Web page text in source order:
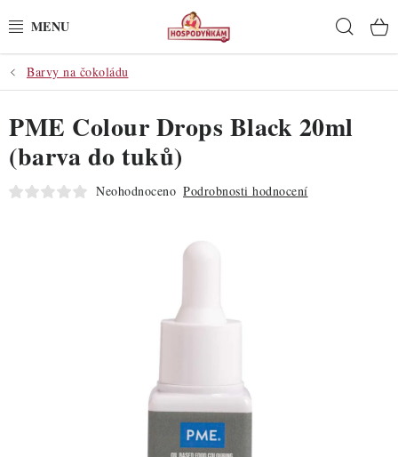
na
POTŘEBY
POMŮCKY
SUROVINY
Barvy na čokoládu
PME Colour Drops Black 20ml
(barva do tuků)
Neohodnoceno Podrobnosti hodnocení